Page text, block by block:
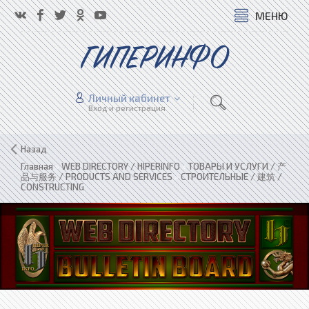
МЕНЮ
ГИПЕРИНФО
Личный кабинет
Вход и регистрация
Назад
Главная»WEB DIRECTORY / HIPERINFO»ТОВАРЫ И УСЛУГИ / 产
品与服务 / PRODUCTS AND SERVICES»СТРОИТЕЛЬНЫЕ / 建筑 /
CONSTRUCTING